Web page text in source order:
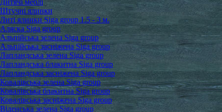
Дитячі меблі
Штучні ялинки
Литі ялинки Siga group 1.5 - 3 м.
Аляска Siga group
Альпійська зелена Siga group
Альпійська засніжена Siga group
Лапландська зелена Siga group
Лапландська блакитна Siga group
Лапландська засніжена Siga group
Ковалівська зелена Siga group
Ковалівська блакитна Siga group
Ковалівська засніжена Siga group
Віденська зелена Siga group